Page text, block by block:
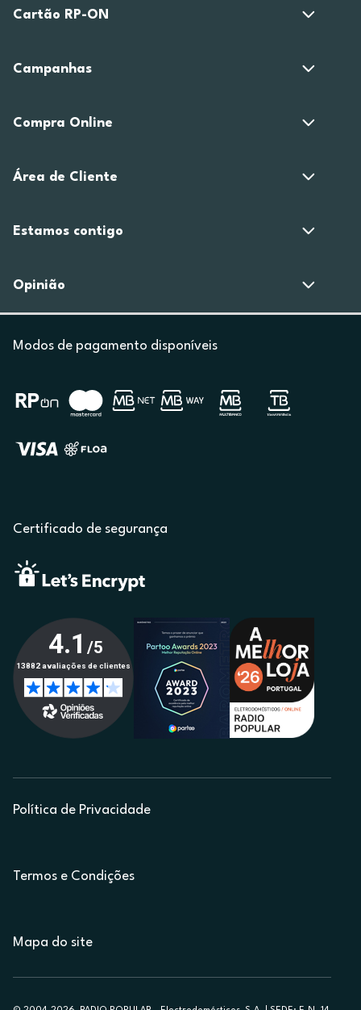
Cartão RP-ON
Campanhas
Compra Online
Área de Cliente
Estamos contigo
Opinião
Modos de pagamento disponíveis
Certificado de segurança
Política de Privacidade
Termos e Condições
Mapa do site